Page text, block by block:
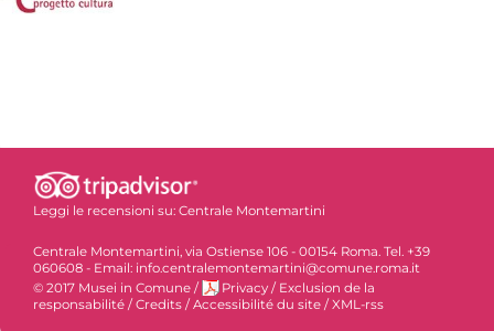
Leggi le recensioni su: Centrale Montemartini
Centrale Montemartini, via Ostiense 106 - 00154 Roma. Tel. +39
060608 - Email: info.centralemontemartini@comune.roma.it
© 2017 Musei in Comune / Privacy / Exclusion de la
responsabilité /Credits /Accessibilité du site /XML-rss